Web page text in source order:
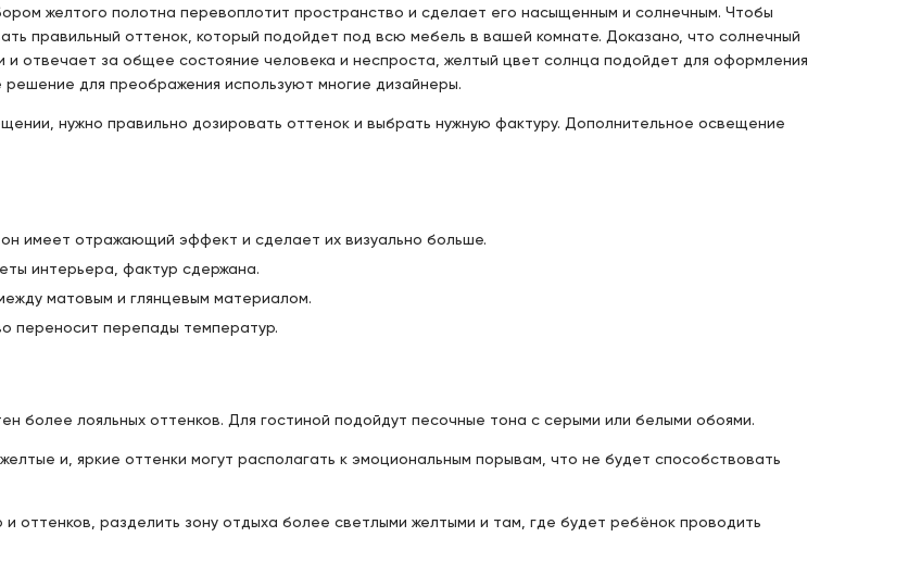
желтого полотна перевоплотит пространство и сделает его насыщенным и солнечным. Чтобы
правильный оттенок, который подойдет под всю мебель в вашей комнате. Доказано, что солнечный
отвечает за общее состояние человека и неспроста, желтый цвет солнца подойдет для оформления
для преображения используют многие дизайнеры.
нужно правильно дозировать оттенок и выбрать нужную фактуру. Дополнительное освещение
имеет отражающий эффект и сделает их визуально больше.
интерьера, фактур сдержана.
матовым и глянцевым материалом.
переносит перепады температур.
более лояльных оттенков. Для гостиной подойдут песочные тона с серыми или белыми обоями.
и, яркие оттенки могут располагать к эмоциональным порывам, что не будет способствовать
разделить зону отдыха более светлыми желтыми и там, где будет ребёнок проводить